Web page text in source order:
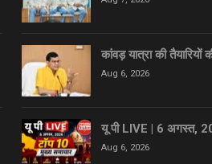
कांवड़ यात्रा की
Aug 6, 2026
यू पी LIVE | 6 अगस्त,
Aug 6, 2026